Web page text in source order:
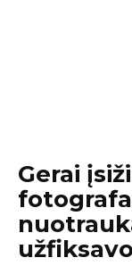
Gerai